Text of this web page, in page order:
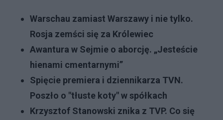
Warschau zamiast Warszawy i nie tylko.
Rosja zemści się za Królewiec
Awantura w Sejmie o aborcję. „Jesteście
hienami cmentarnymi”
Spięcie premiera i dziennikarza TVN.
Poszło o "tłuste koty" w spółkach
Krzysztof Stanowski znika z TVP. Co się